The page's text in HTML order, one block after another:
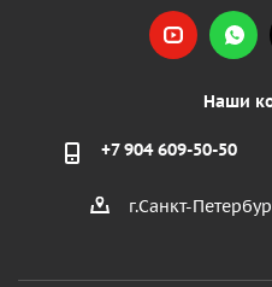
Наши
+7 904 609-50-50
г.Санкт-